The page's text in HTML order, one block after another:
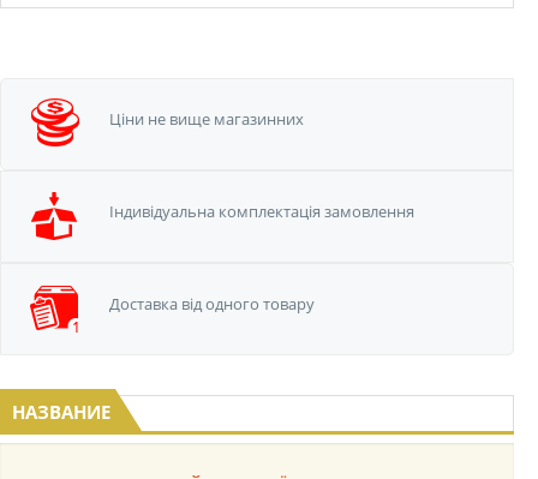
Ціни не вище магазинних
Iндивідуальна комплектація замовлення
Доставка від одного товару
НАЗВАНИЕ